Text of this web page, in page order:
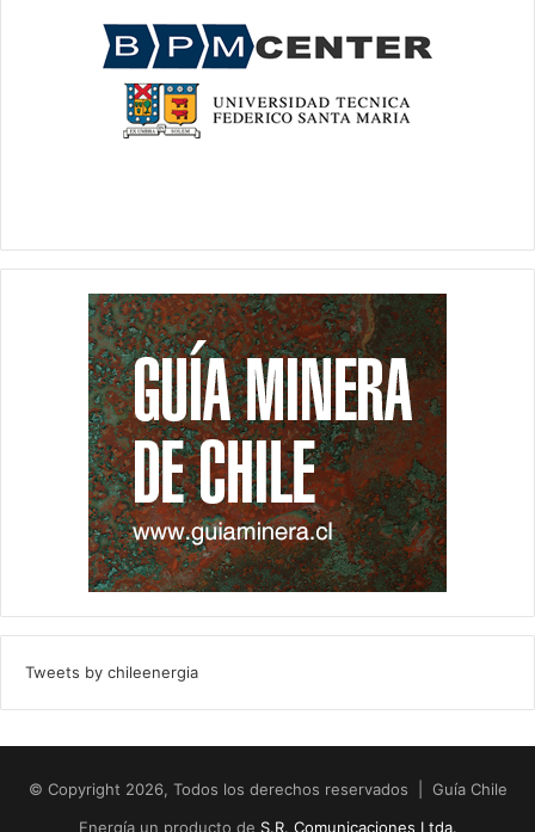
Tweets by chileenergia
© Copyright 2026, Todos los derechos reservados | Guía Chile
Energía un producto de S.R. Comunicaciones Ltda.